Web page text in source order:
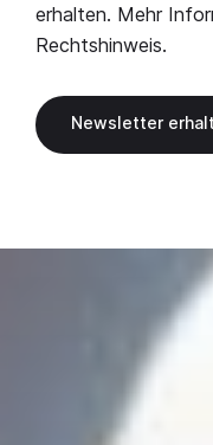
erhalten. Mehr
Rechtshinweis.